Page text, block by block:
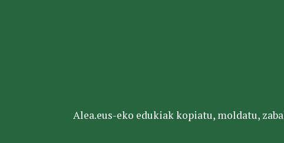
Alea.eus-eko edukiak kopiatu, moldatu,